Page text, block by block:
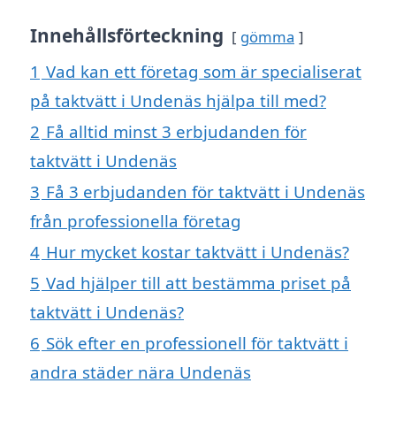
Innehållsförteckning gömma
1 Vad kan ett företag som är specialiserat
på taktvätt i Undenäs hjälpa till med?
2 Få alltid minst 3 erbjudanden för
taktvätt i Undenäs
3 Få 3 erbjudanden för taktvätt i Undenäs
från professionella företag
4 Hur mycket kostar taktvätt i Undenäs?
5 Vad hjälper till att bestämma priset på
taktvätt i Undenäs?
6 Sök efter en professionell för taktvätt i
andra städer nära Undenäs